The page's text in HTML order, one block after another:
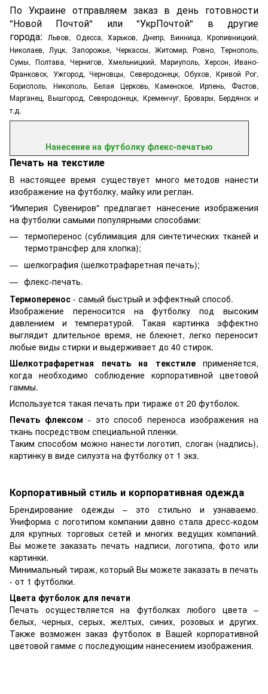
По Украине отправляем заказ в день готовности
"Новой Почтой" или "УкрПочтой" в другие
города:
Львов, Одесса, Харьков, Днепр, Винница, Кропивницкий,
Николаев, Луцк, Запорожье, Черкассы, Житомир, Ровно, Тернополь,
Сумы, Полтава, Чернигов, Хмельницкий, Мариуполь, Херсон, Ивано-
Франковск, Ужгород, Черновцы, Северодонецк, Обухов, Кривой Рог,
Борисполь, Никополь, Белая Церковь, Каменское, Ирпень, Фастов,
Марганец, Вышгород, Северодонецк, Кременчуг, Бровары, Бердянск и
т.д.
Нанесение на футболку флекс-печатью
Печать на текстиле
В настоящее время существует много методов нанести
изображение на футболку, майку или реглан.
"Империя Сувениров" предлагает нанесение изображения
на футболки самыми популярными способами:
термоперенос (сублимация для синтетических тканей и
термотрансфер для хлопка);
шелкография (шелкотрафаретная печать);
флекс-печать.
Термоперенос - самый быстрый и эффектный способ.
Изображение переносится на футболку под высоким
давлением и температурой. Такая картинка эффектно
выглядит длительное время, не блекнет, легко переносит
любые виды стирки и выдерживает до 40 стирок.
Шелкотрафаретная печать на текстилеприменяется,
когда необходимо соблюдение корпоративной цветовой
гаммы.
Используется такая печать при тираже от 20 футболок.
Печать флексом - это способ переноса изображения на
ткань посредством специальной пленки.
Таким способом можно нанести логотип, слоган (надпись),
картинку в виде силуэта на футболку от 1 экз.
Корпоративный стиль и корпоративная одежда
Брендирование одежды – это стильно и узнаваемо.
Униформа с логотипом компании давно стала дресс-кодом
для крупных торговых сетей и многих ведущих компаний.
Вы можете заказать печать надписи, логотипа, фото или
картинки.
Минимальный тираж, который Вы можете заказать в печать
- от 1 футболки.
Цвета футболок для печати
Печать осуществляется на футболках любого цвета –
белых, черных, серых, желтых, синих, розовых и других.
Также возможен заказ футболок в Вашей корпоративной
цветовой гамме с последующим нанесением изображения.